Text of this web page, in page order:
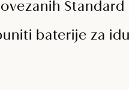
baterije za